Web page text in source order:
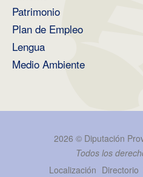
Patrimonio
Plan de Empleo
Lengua
Medio Ambiente
2026 © Diputación
Todos los
Localización Directorio